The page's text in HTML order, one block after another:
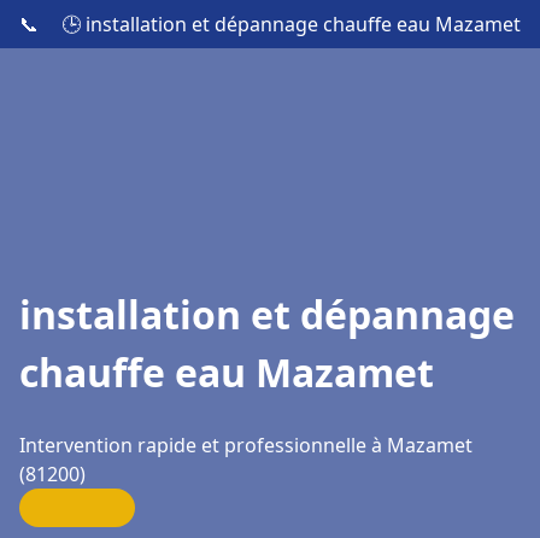
📞 🕒 installation et dépannage chauffe eau Mazamet
installation et dépannage
chauffe eau Mazamet
Intervention rapide et professionnelle à Mazamet
(81200)